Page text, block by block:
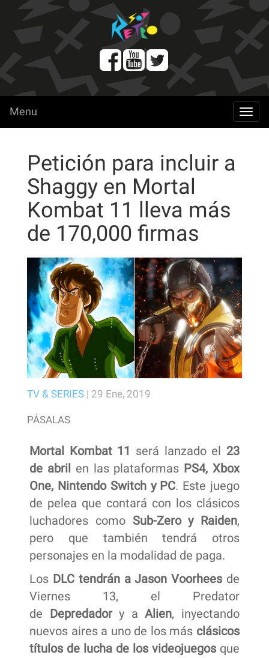
menu
Menu
Petición para incluir a
Shaggy en Mortal
Kombat 11 lleva más
de 170,000 firmas
TV & SERIES | 29 Ene, 2019
PÁSALAS
Mortal Kombat 11 será lanzado el 23
de abril en las plataformas PS4, Xbox
One, Nintendo Switch y PC. Este juego
de pelea que contará con los clásicos
luchadores como Sub-Zero y Raiden,
pero que también tendrá otros
personajes en la modalidad de paga.
Los DLC tendrán a ​Jason Voorheesde
Viernes 13, el Predator
de Depredadory a Alien, inyectando
nuevos aires a uno de los más clásicos
títulos de lucha de los videojuegosque